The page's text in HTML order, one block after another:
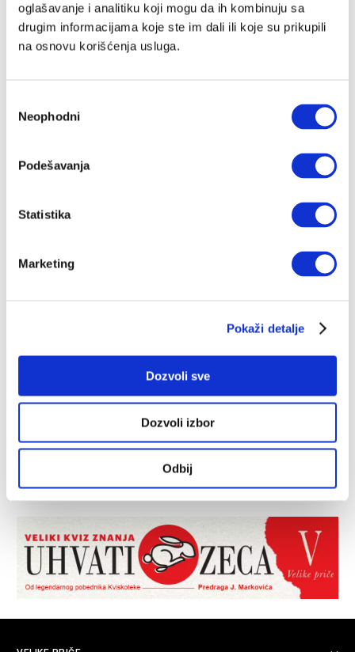
oglašavanje i analitiku koji mogu da ih kombinuju sa
drugim informacijama koje ste im dali ili koje su prikupili
na osnovu korišćenja usluga.
сагласности
Neophodni
Podešavanja
Statistika
Marketing
Pokaži detalje
Dozvoli sve
Dozvoli izbor
Odbij
Zaboravljena lozinka?